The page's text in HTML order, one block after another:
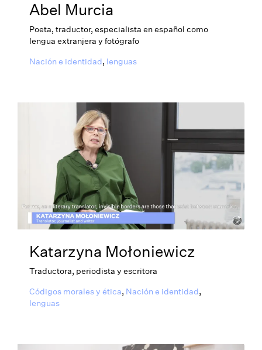
Abel Murcia
Poeta, traductor, especialista en español como
lengua extranjera y fotógrafo
Nación e identidad, lenguas
Katarzyna Mołoniewicz
Traductora, periodista y escritora
Códigos morales y ética, Nación e identidad,
lenguas